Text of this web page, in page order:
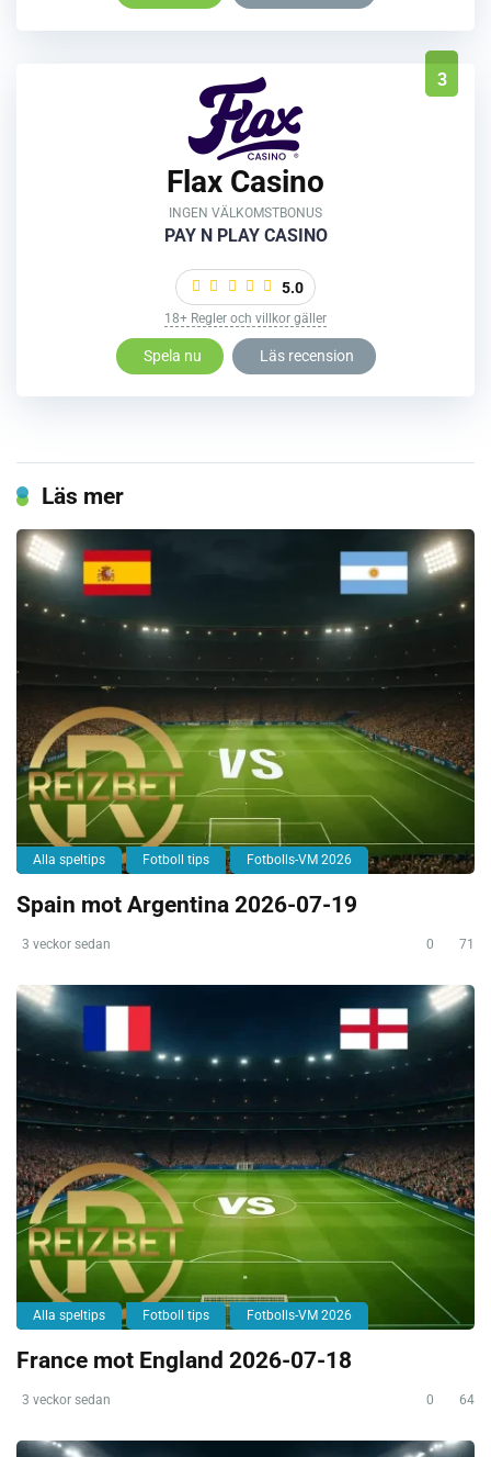
3
Flax Casino
INGEN VÄLKOMSTBONUS
PAY N PLAY CASINO
5.0
18+ Regler och villkor gäller
Spela nu Läs recension
Läs mer
Alla speltips Fotboll tips Fotbolls-VM 2026
Spain mot Argentina 2026-07-19
3 veckor sedan 0 71
Alla speltips Fotboll tips Fotbolls-VM 2026
France mot England 2026-07-18
3 veckor sedan 0 64